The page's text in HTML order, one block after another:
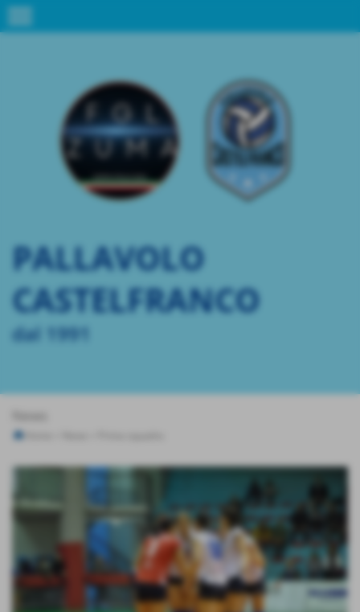
menu
PALLAVOLO
CASTELFRANCO
dal 1991